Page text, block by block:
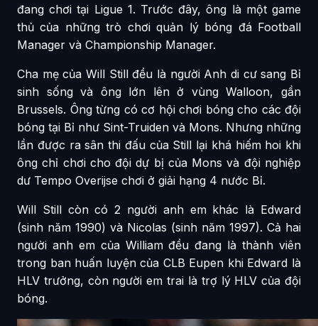
đang chơi tại Ligue 1. Trước đây, ông là một game
thủ của những trò chơi quản lý bóng đá Football
Manager và Championship Manager.
Cha mẹ của Will Still đều là người Anh di cư sang Bỉ
sinh sống và ông lớn lên ở vùng Walloon, gần
Brussels. Ông từng có cơ hội chơi bóng cho các đội
bóng tại Bỉ như Sint-Truiden và Mons. Nhưng những
lần được ra sân thi đấu của Still lại khá hiếm hoi khi
ông chỉ chơi cho đội dự bị của Mons và đội nghiệp
dư Tempo Overijse chơi ở giải hạng 4 nước Bỉ.
Will Still còn có 2 người anh em khác là Edward
(sinh năm 1990) và Nicolas (sinh năm 1997). Cả hai
người anh em của William đều đang là thành viên
trong ban huấn luyện của CLB Eupen khi Edward là
HLV trưởng, còn người em trai là trợ lý HLV của đội
bóng.